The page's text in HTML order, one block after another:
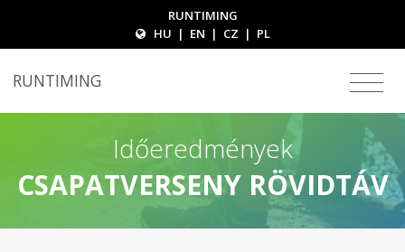
RUNTIMING
HU | EN | CZ | PL
RUNTIMING
Időeredmények
CSAPATVERSENY RÖVIDTÁV